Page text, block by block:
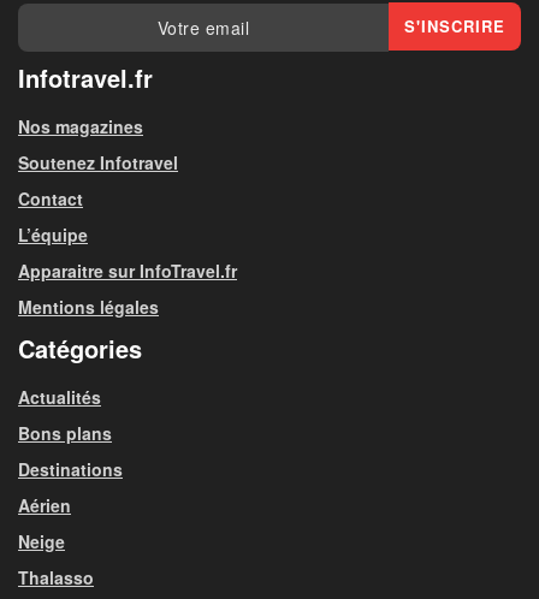
Infotravel.fr
Nos magazines
Soutenez Infotravel
Contact
L’équipe
Apparaitre sur InfoTravel.fr
Mentions légales
Catégories
Actualités
Bons plans
Destinations
Aérien
Neige
Thalasso